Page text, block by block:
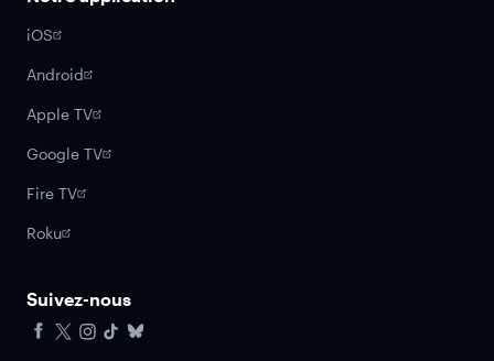
iOS
Android
Apple TV
Google TV
Fire TV
Roku
Suivez-nous